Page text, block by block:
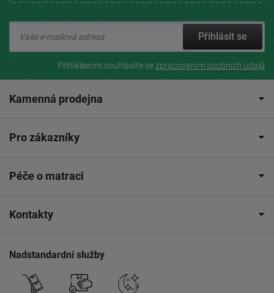
Přihlásit se
Přihlášením souhlasíte sezpracovaním osobních údajů
Kamenná prodejna
Pro zákazníky
Péče o matraci
Kontakty
Nadstandardní služby